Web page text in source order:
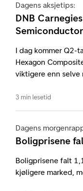
Dagens aksjetips:
DNB
I dag kommer Q2-
Hexagon
viktigere enn selve
3 min lesetid
Dagens
Boligprisene
Boligprisene falt
kjøligere marked,